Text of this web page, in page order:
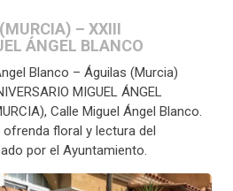
– XXIII
ÁNGEL BLANCO
Blanco – Águilas (Murcia)
MIGUEL ÁNGEL
Calle Miguel Ángel Blanco.
floral y lectura del
por el Ayuntamiento.